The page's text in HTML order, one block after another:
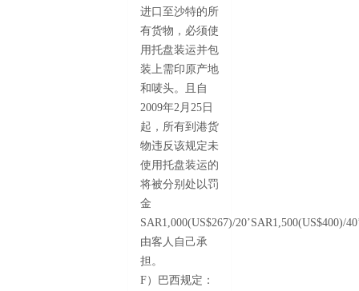
进口至沙特的所
有货物，必须使
用托盘装运并包
装上需印原产地
和唛头。且自
2009年2月25日
起，所有到港货
物违反该规定未
使用托盘装运的
将被分别处以罚
金
SAR1,000(US$267)/20’SAR1,500(US$400)/
由客人自己承
担。
F）巴西规定：